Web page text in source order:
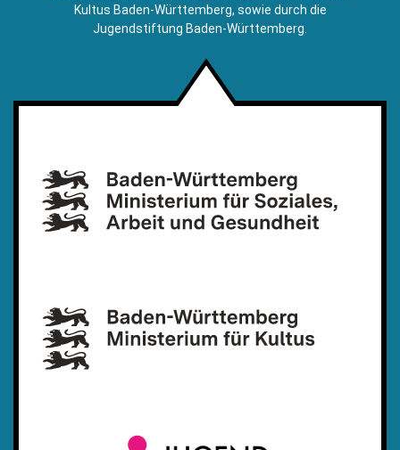
Kultus Baden-Württemberg, sowie durch die
Jugendstiftung Baden-Württemberg.